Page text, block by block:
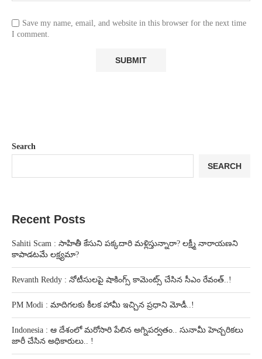
Save my name, email, and website in this browser for the next time
I comment.
Search
SEARCH
Recent Posts
Sahiti Scam : సాహితీ కేసుని పక్కదారి మళ్లిస్తున్నారా? లక్ష్మీ నారాయణని
కాపాడటమే లక్ష్యమా?
Revanth Reddy : నోటీసులపై షాకింగ్స్ కామెంట్స్ చేసిన సీఎం రేవంత్..!
PM Modi : మాదిగలకు కీలక హామీ ఇచ్చిన ప్రధాని మోడీ..!
Indonesia : ఆ దేశంలో మరోసారి పేలిన అగ్నిపర్వతం.. సునామీ హెచ్చరికలు
జారీ చేసిన అధికారులు.. !